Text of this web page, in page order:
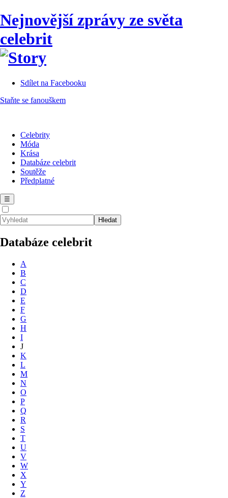
Nejnovější zprávy ze světa
celebrit
Sdílet na Facebooku
Staňte se fanouškem
Celebrity
Móda
Krása
Databáze celebrit
Soutěže
Předplatné
☰
Databáze celebrit
A
B
C
D
E
F
G
H
I
J
K
L
M
N
O
P
Q
R
S
T
U
V
W
X
Y
Z